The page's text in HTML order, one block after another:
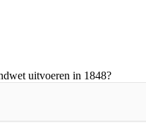
uitvoeren in 1848?